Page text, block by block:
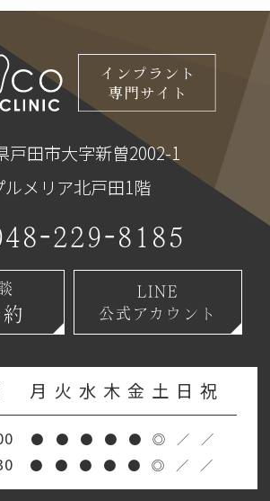
戸田市大字新曽2002-1
ルメリア北戸田1階
229-8185
LINE
公式アカウント
月 火 水 木 金 土 日 祝
● ● ● ● ● ◎ ／ ／
● ● ● ● ● ◎ ／ ／